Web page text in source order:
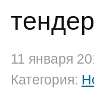
тендер
11 января
Категория: